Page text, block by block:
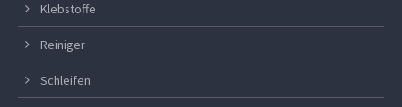
Klebstoffe
Reiniger
Schleifen